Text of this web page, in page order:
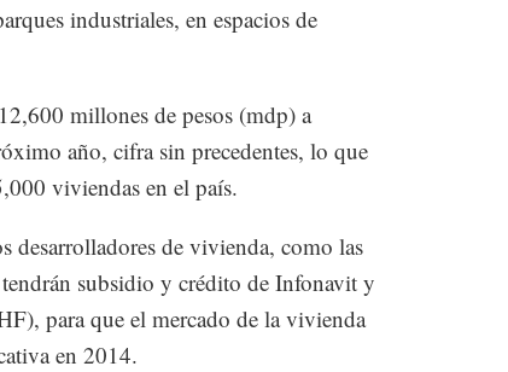
industriales, en espacios de
millones de pesos (mdp) a
año, cifra sin precedentes, lo que
viviendas en el país.
desarrolladores de vivienda, como las
subsidio y crédito de Infonavit y
para que el mercado de la vivienda
en 2014.